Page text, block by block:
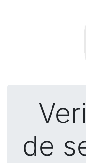
de